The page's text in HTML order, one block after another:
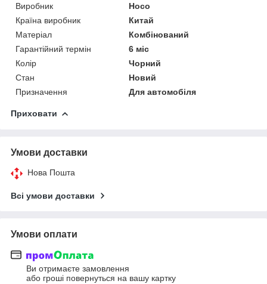
Виробник
Hoco
Країна виробник
Китай
Матеріал
Комбінований
Гарантійний термін
6 міс
Колір
Чорний
Стан
Новий
Призначення
Для автомобіля
Приховати
Умови доставки
Нова Пошта
Всі умови доставки
Умови оплати
Ви отримаєте замовлення
або гроші повернуться на вашу картку